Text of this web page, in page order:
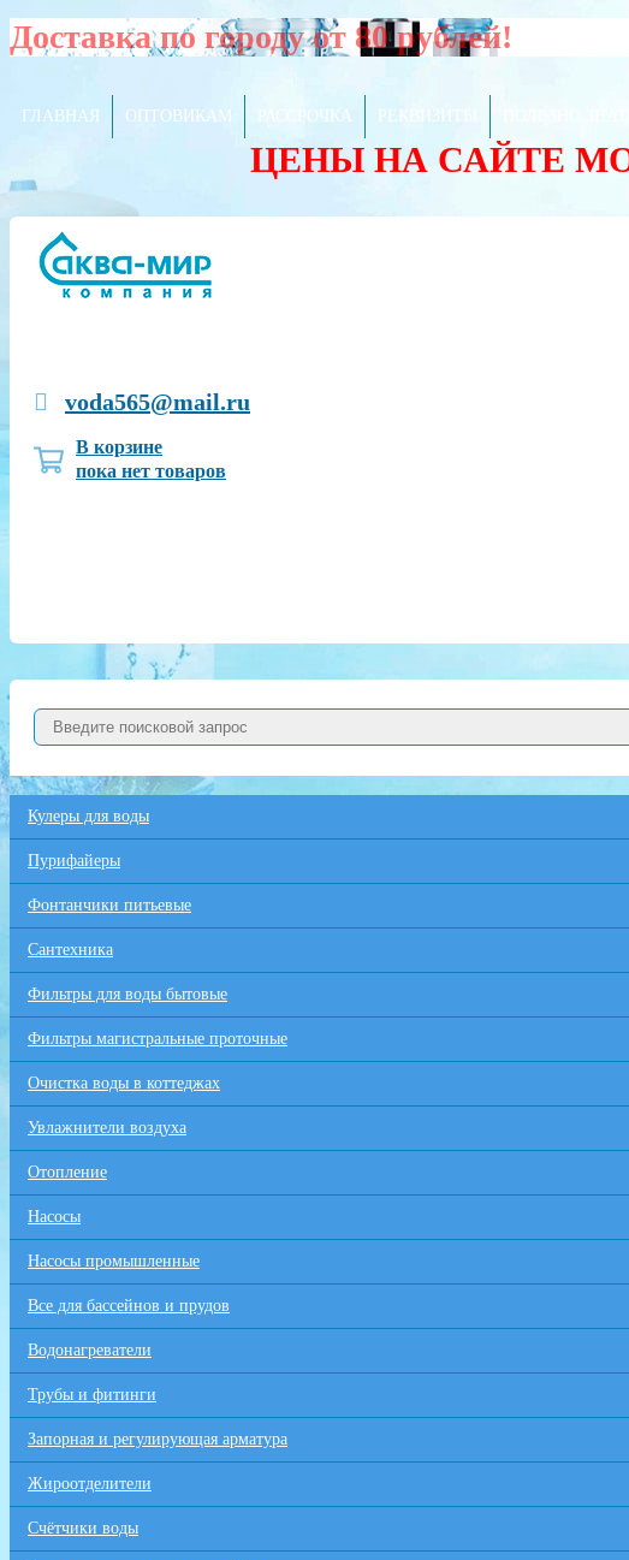
Доставка по городу от 80 рублей!
ГЛАВНАЯ ОПТОВИКАМ РАССРОЧКА РЕКВИЗИТЫ
ЦЕНЫ НА САЙТЕ
voda565@mail.ru
В корзине
пока нет товаров
Кулеры для воды
Пурифайеры
Фонтанчики питьевые
Сантехника
Фильтры для воды бытовые
Фильтры магистральные проточные
Очистка воды в коттеджах
Увлажнители воздуха
Отопление
Насосы
Насосы промышленные
Все для бaссейнов и прудов
Водонагреватели
Трубы и фитинги
Запорная и регулирующая арматура
Жироотделители
Счётчики воды